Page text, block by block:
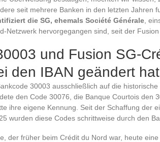
seit mehrere Banken in den letzten Jahren
die SG, ehemals Société Générale ,
Netzwerk hervorgegangen sind, seit der Fusion
und Fusion SG-
den IBAN geändert hat
30003 ausschließlich auf die
den Code 30076, die Banque Courtois den
ihre eigene Kennung. Seit der Schaffung der
wurden diese Codes schrittweise durch den
der früher beim Crédit du Nord war, heute